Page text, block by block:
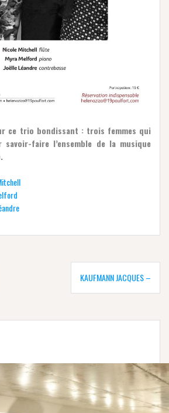
ce trio bondissant : trois femmes qui
faire l’ensemble de la musique
KAUFMANN JACQUES –